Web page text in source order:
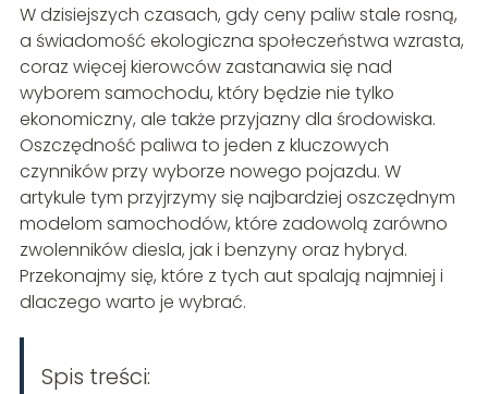
W dzisiejszych czasach, gdy ceny paliw stale rosną,
a świadomość ekologiczna społeczeństwa wzrasta,
coraz więcej kierowców zastanawia się nad
wyborem samochodu, który będzie nie tylko
ekonomiczny, ale także przyjazny dla środowiska.
Oszczędność paliwa to jeden z kluczowych
czynników przy wyborze nowego pojazdu. W
artykule tym przyjrzymy się najbardziej oszczędnym
modelom samochodów, które zadowolą zarówno
zwolenników diesla, jak i benzyny oraz hybryd.
Przekonajmy się, które z tych aut spalają najmniej i
dlaczego warto je wybrać.
Spis treści: